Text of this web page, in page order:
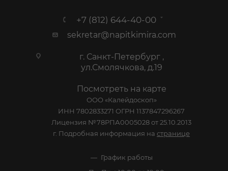
+7 (812) 644-40-00
sekretar@napitkimira.com
г. Санкт-Петербург ,
ул.Смолячкова, д.19
Посмотреть на карте
ООО «Калейдоскоп»
ИНН 7802833271 ОГРН 1137847296267
Лицензия №78РПА0005028 от 25.10.2013
г. Подробная информация на странице
График работы